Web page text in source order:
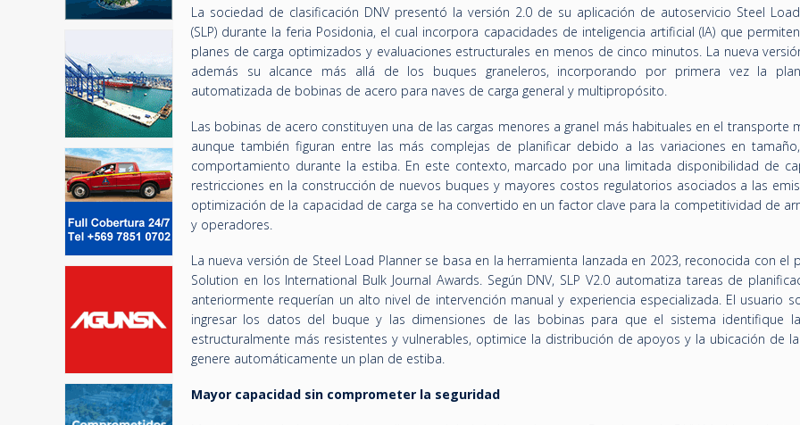
La sociedad de clasificación DNV presentó la versión 2.0 de su aplicación de autoservicio Steel
(SLP) durante la feria Posidonia, el cual incorpora capacidades de inteligencia artificial (IA) que
planes de carga optimizados y evaluaciones estructurales en menos de cinco minutos. La nueva
además su alcance más allá de los buques graneleros, incorporando por primera vez la
automatizada de bobinas de acero para naves de carga general y multipropósito.
Las bobinas de acero constituyen una de las cargas menores a granel más habituales en el transporte
aunque también figuran entre las más complejas de planificar debido a las variaciones en
comportamiento durante la estiba. En este contexto, marcado por una limitada disponibilidad de
restricciones en la construcción de nuevos buques y mayores costos regulatorios asociados a las
optimización de la capacidad de carga se ha convertido en un factor clave para la competitividad de
y operadores.
La nueva versión de Steel Load Planner se basa en la herramienta lanzada en 2023, reconocida con el
Solution en los International Bulk Journal Awards. Según DNV, SLP V2.0 automatiza tareas de
anteriormente requerían un alto nivel de intervención manual y experiencia especializada. El usuario
ingresar los datos del buque y las dimensiones de las bobinas para que el sistema identifique
estructuralmente más resistentes y vulnerables, optimice la distribución de apoyos y la ubicación de
genere automáticamente un plan de estiba.
Mayor capacidad sin comprometer la seguridad